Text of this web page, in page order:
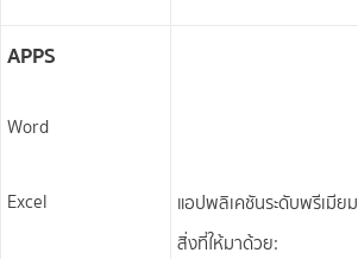
APPS
Word
Excel
แอปพลิเคชันระดับพรีเมียม
สิ่งที่ให้มาด้วย: